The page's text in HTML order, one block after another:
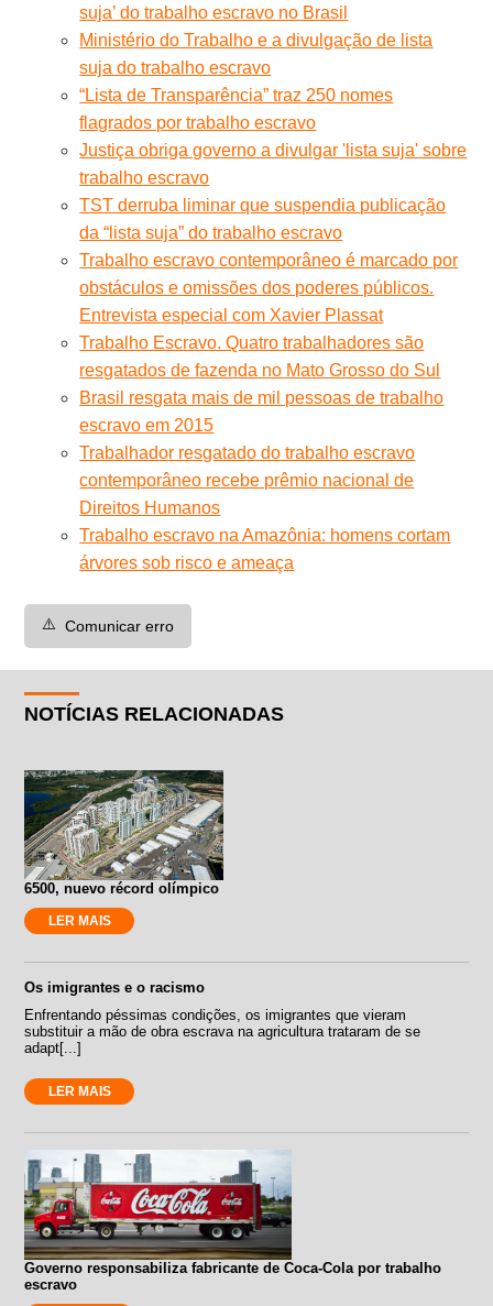
suja’ do trabalho escravo no Brasil
Ministério do Trabalho e a divulgação de lista
suja do trabalho escravo
“Lista de Transparência” traz 250 nomes
flagrados por trabalho escravo
Justiça obriga governo a divulgar 'lista suja' sobre
trabalho escravo
TST derruba liminar que suspendia publicação
da “lista suja” do trabalho escravo
Trabalho escravo contemporâneo é marcado por
obstáculos e omissões dos poderes públicos.
Entrevista especial com Xavier Plassat
Trabalho Escravo. Quatro trabalhadores são
resgatados de fazenda no Mato Grosso do Sul
Brasil resgata mais de mil pessoas de trabalho
escravo em 2015
Trabalhador resgatado do trabalho escravo
contemporâneo recebe prêmio nacional de
Direitos Humanos
Trabalho escravo na Amazônia: homens cortam
árvores sob risco e ameaça
⚠️ Comunicar erro
NOTÍCIAS RELACIONADAS
6500, nuevo récord olímpico
LER MAIS
Os imigrantes e o racismo
Enfrentando péssimas condições, os imigrantes que vieram
substituir a mão de obra escrava na agricultura trataram de se
adapt[...]
LER MAIS
Governo responsabiliza fabricante de Coca-Cola por trabalho
escravo